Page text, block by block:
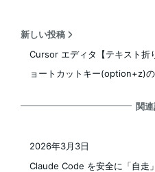
新しい投稿
Cursor エディタ【テキスト折
ョートカットキー(option+z)
関
Claude Code を安全に「自走
2026年3月3日